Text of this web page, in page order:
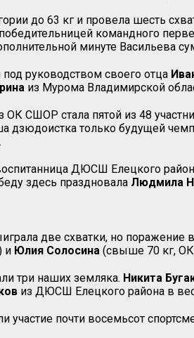
до 63 кг и провела шесть
командного
минуте Васильева
под руководством своего отца
из Мурома Владимирской
ОК СШОР стала пятой из 48
дзюдоистка только будущей
ДЮСШ Елецкого
здесь праздновала Людмила
две схватки, но поражение
и Юлия Солосина (свыше 70 кг,
три наших земляка. Никита
из ДЮСШ Елецкого района в
участие почти восемьсот